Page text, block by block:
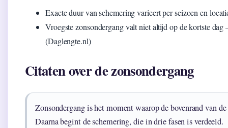
Exacte duur van schemering varieert per seizoen en
Vroegste zonsondergang valt niet altijd op de kortste
(Daglengte.nl)
Citaten over de zonsondergang
Zonsondergang is het moment waarop de bovenrand van
Daarna begint de schemering, die in drie fasen is verdeeld.